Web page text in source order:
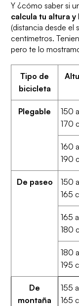
Y ¿cómo saber si
calcula tu altura
(distancia desde el
centímetros.
pero te lo
Tipo de
bicicleta
Plegable
150 a
170
160 a
190
De paseo
150 a
165
165 a
180
180 a
195
De
montaña
155 a
165